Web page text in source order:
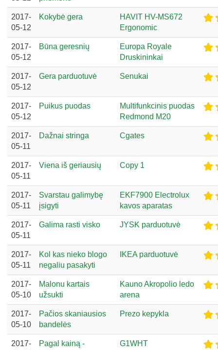
2017-
05-12
Kokybė gera
HAVIT HV-MS672
Ergonomic
2017-
05-12
Būna geresnių
Europa Royale
Druskininkai
2017-
05-12
Gera parduotuvė Senukai
2017-
05-12
Puikus puodas
Multifunkcinis puodas
Redmond M20
2017-
05-11
Dažnai stringa Cgates
2017-
05-11
Viena iš geriausių Copy 1
2017-
05-11
Svarstau galimybę
įsigyti
EKF7900 Electrolux
kavos aparatas
2017-
05-11
Galima rasti visko JYSK parduotuvė
2017-
05-11
Kol kas nieko blogo
negaliu pasakyti
IKEA parduotuvė
2017-
05-10
Malonu kartais
užsukti
Kauno Akropolio ledo
arena
2017-
05-10
Pačios skaniausios
bandelės
Prezo kepykla
2017-
Pagal kainą -
G1WHT